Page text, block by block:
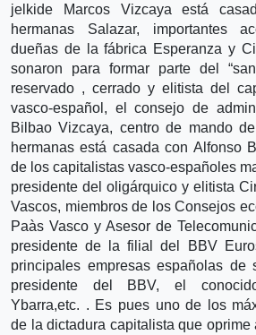
jelkide Marcos Vizcaya está
hermanas Salazar, importantes
dueñas de la fábrica Esperanza y
sonaron para formar parte del
reservado , cerrado y elitista del
vasco-español, el consejo de
Bilbao Vizcaya, centro de mando
hermanas está casada con Alfonso
de los capitalistas vasco-españoles
presidente del oligárquico y elitista
Vascos, miembros de los Consejos
Paà­s Vasco y Asesor de
presidente de la filial del BBV
principales empresas españolas de
presidente del BBV, el
Ybarra,etc. . Es pues uno de los
de la dictadura capitalista que oprime